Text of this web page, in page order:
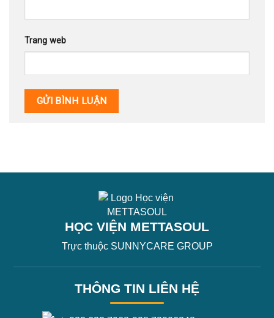
Trang web
HỌC VIỆN METTASOUL
Trực thuộc SUNNYCARE GROUP
THÔNG TIN LIÊN HỆ